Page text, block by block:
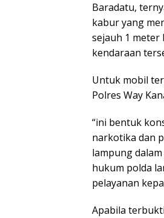
Baradatu,
kabur yang
sejauh 1
kendaraan
Untuk mobil
Polres Way
“ini bentuk
narkotika dan
lampung
hukum polda
pelayanan
Apabila